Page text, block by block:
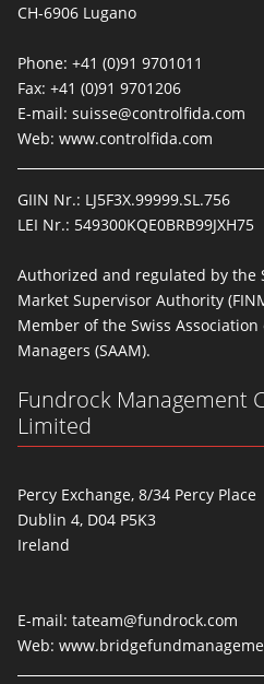
CH-6906 Lugano
Phone: +41 (0)91 9701011
Fax: +41 (0)91 9701206
E-mail:suisse@controlfida.com
Web:www.controlfida.com
GIIN Nr.: LJ5F3X.99999.SL.756
LEI Nr.: 549300KQE0BRB99JXH75
Authorized and regulated by the
Market Supervisor Authority
Member of the Swiss Association
Managers (SAAM).
Fundrock Management
Limited
Percy Exchange, 8/34 Percy Place
Dublin 4, D04 P5K3
Ireland
E-mail:tateam@fundrock.com
Web: